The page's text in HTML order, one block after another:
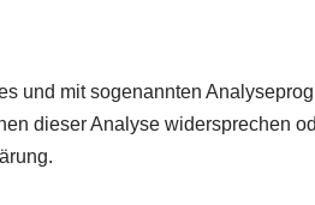
und mit sogenannten
dieser Analyse widersprechen